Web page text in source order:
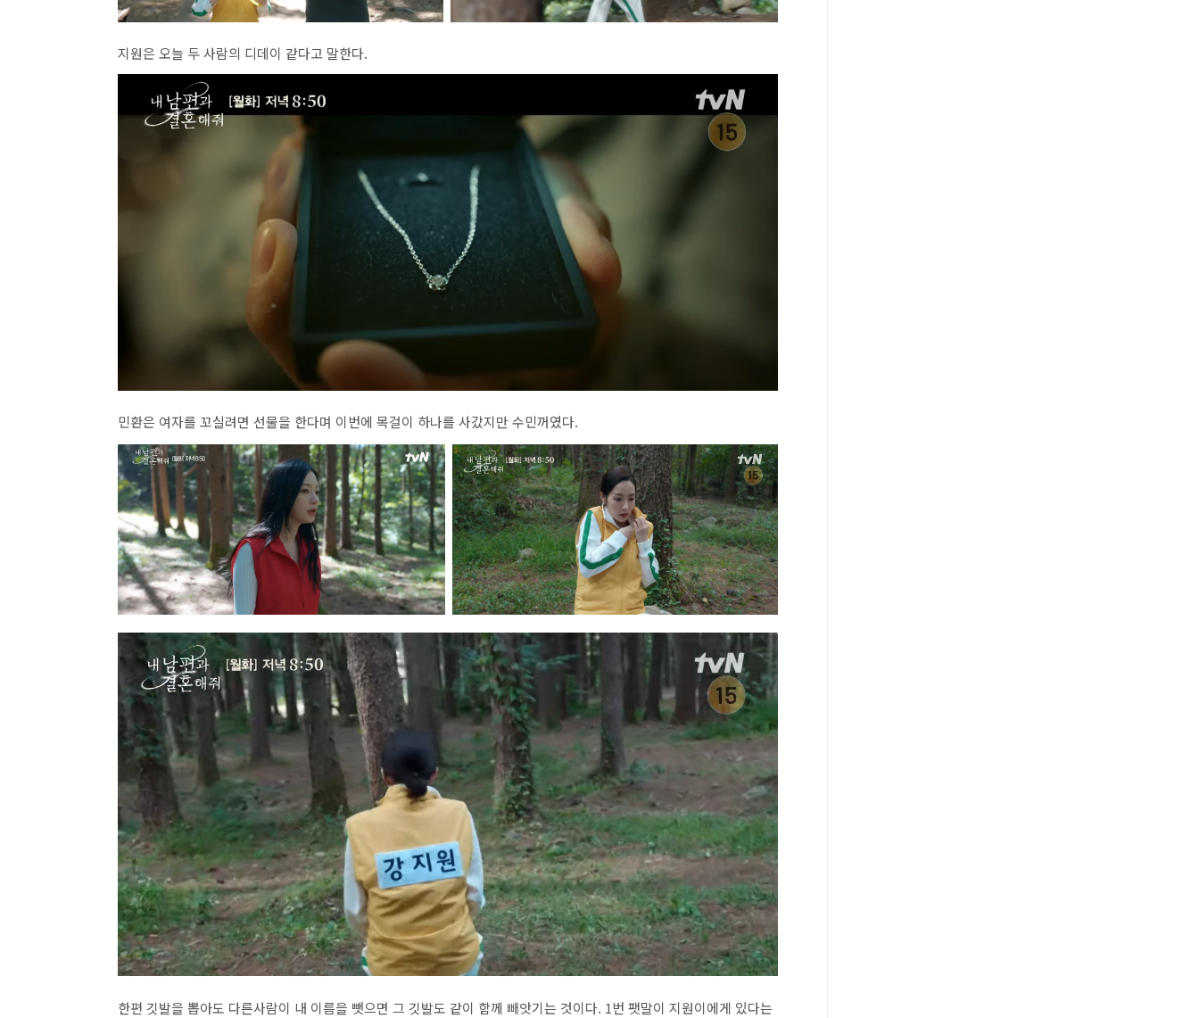
지원은 오늘 두 사람의 디데이 같다고 말한다.
민환은 여자를 꼬실려면 선물을 한다며 이번에 목걸이 하나를 사갔지만 수민꺼였다.
한편 깃발을 뽑아도 다른사람이 내 이름을 뺏으면 그 깃발도 같이 함께 빼앗기는 것이다. 1번 팻말이 지원이에게 있다는